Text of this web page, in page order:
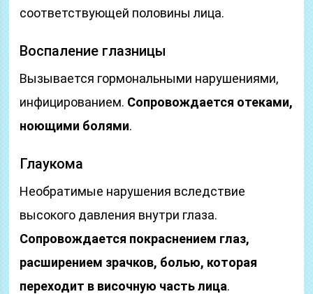
соответствующей половины лица.
Воспаление глазницы
Вызывается гормональными нарушениями,
инфицированием. Сопровождается отеками,
ноющими болями.
Глаукома
Необратимые нарушения вследствие
высокого давления внутри глаза.
Сопровождается покраснением глаз,
расширением зрачков, болью, которая
переходит в височную часть лица.